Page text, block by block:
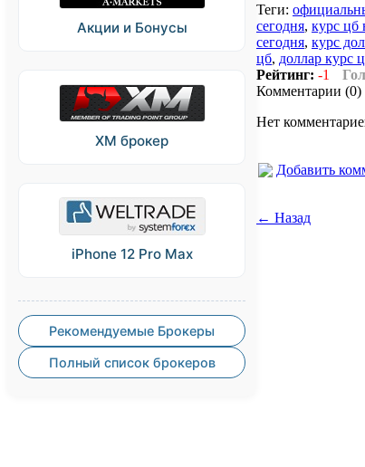
Акции и Бонусы
XM брокер
iPhone 12 Pro Max
Рекомендуемые Брокеры
Полный список брокеров
Теги:
сегодня, курс цб
сегодня, курс
цб, доллар курс
Рейтинг: -1
Комментарии (0)
Нет
Добавить
← Назад